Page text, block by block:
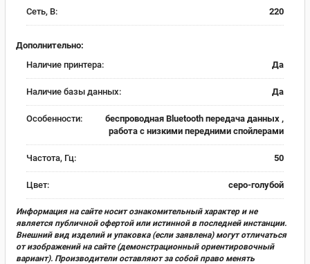
Сеть, В: 220
Дополнительно:
Наличие принтера:
Да
Наличие базы данных: Да
Особенности:
беспроводная Bluetooth передача данных ,
работа с низкими передними спойлерами
Частота, Гц: 50
Цвет: серо-голубой
Информация на сайте носит ознакомительный характер и не
является публичной офертой или истинной в последней инстанции.
Внешний вид изделий и упаковка (если заявлена) могут отличаться
от изображений на сайте (демонстрационный ориентировочный
вариант). Производители оставляют за собой право менять